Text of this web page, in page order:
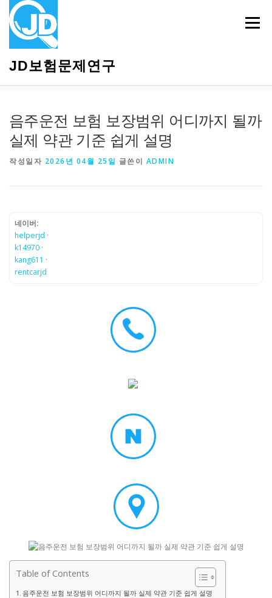
JD보험문제연구
메뉴
음주운전 보험 보장범위 어디까지 될까
실제 약관 기준 쉽게 설명
작성일자 2026년 04월 25일 글쓴이 ADMIN
네이버:
helperjd ·
k14970 ·
kang611 ·
rentcarjd
Table of Contents
음주운전 보험 보장범위 어디까지 될까 실제 약관 기준 쉽게 설명